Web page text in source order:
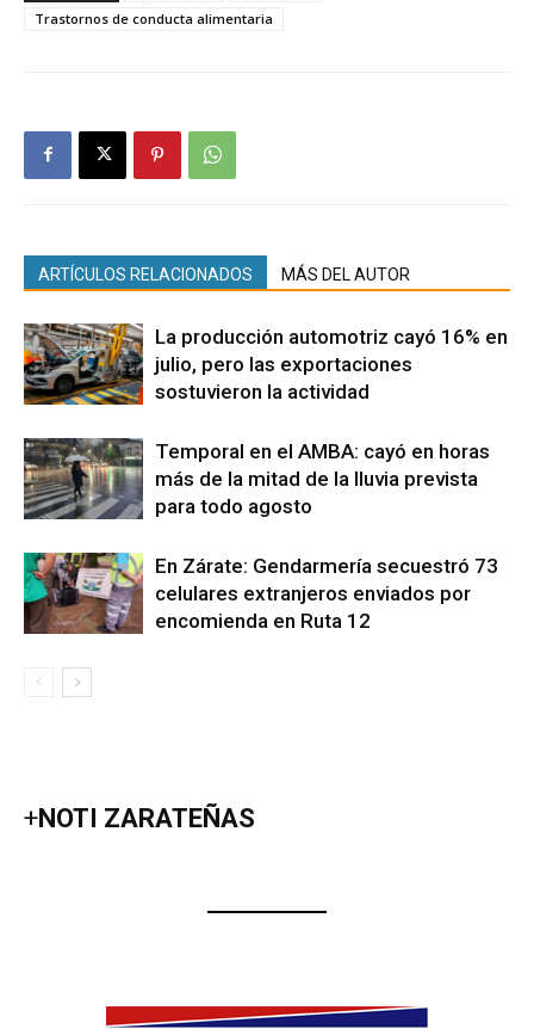
Trastornos de conducta alimentaria
ARTÍCULOS RELACIONADOS MÁS DEL AUTOR
La producción automotriz cayó 16% en
julio, pero las exportaciones
sostuvieron la actividad
Temporal en el AMBA: cayó en horas
más de la mitad de la lluvia prevista
para todo agosto
En Zárate: Gendarmería secuestró 73
celulares extranjeros enviados por
encomienda en Ruta 12
+NOTI ZARATEÑAS